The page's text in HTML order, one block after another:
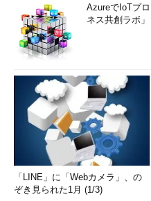
AzureでIoTプ
ネス共創ラボ」
「LINE」に「Webカメラ」、の
ぞき見られた1月 (1/3)